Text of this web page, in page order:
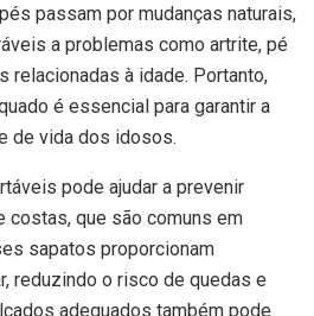
passam por mudanças naturais,
a problemas como artrite, pé
relacionadas à idade. Portanto,
é essencial para garantir a
de vida dos idosos.
pode ajudar a prevenir
costas, que são comuns em
sapatos proporcionam
reduzindo o risco de quedas e
adequados também pode